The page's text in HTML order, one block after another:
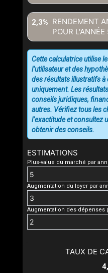
RENDEMENT
POUR L'ANNÉE
2,3%
ESTIMATIONS
Plus-value du marché par
Augmentation du loyer par
Augmentation des dépenses
Cette calculatrice utilise
l’utilisateur et des
des résultats illustratifs
uniquement. Les
conseils juridiques,
autres. Vérifiez tous les
l’exactitude et consultez
obtenir des conseils.
TAUX DE